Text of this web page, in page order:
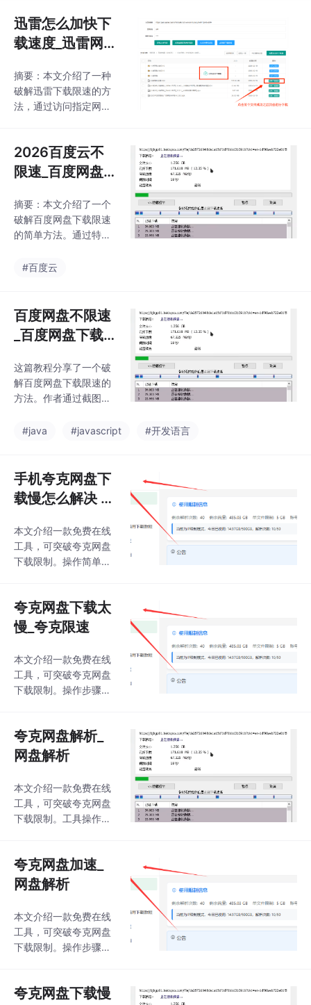
速下载。
现10M/s左右的高速下
载。该方法操作简单：
点击"获取文件列表"-
"获取下载链接"-等待解
析成功，下载任务会自
动发送到本地工具中完
成。文中提供了实测速
示，建议有兴趣的用户
尝试这个便捷的提速方
案。
迅雷怎么加快下
载速度_迅雷网
摘要：本文介绍了一种
破解迅雷下载限速的方
法，通过访问指定网页
件列表"按钮、选择文件
并获取下载链接，系统
会自动将任务发送至本
地下载工具。实测下载
速度可达10M/s，具体
速度取决于宽带条件。
该方法操作简单，适合
的用户尝试。文中配有
2026百度云不
限速_百度网盘
摘要：本文介绍了一个
破解百度网盘下载限速
的简单方法。通过特定
表"和"解析"按钮操作，
作步骤包括点击解析按
钮、复制解析成功的链
接到下载工具等。该方
升百度网盘下载速度。
#百度云
百度网盘不限速
_百度网盘下载
这篇教程分享了一个破
解百度网盘下载限速的
方法。作者通过截图展
载效果，并详细演示了
列表"和"解析"按钮；解
析成功后，复制左下角
生成的链接到下载工具
个过程简单直观，作者
强调该方法能显著提升
下载速度，并鼓励读者
明。
#java #javascript #开发语言
手机夸克网盘下
载慢怎么解决 -
MB/S
本文介绍一款免费在线
工具，可突破夸克网盘
下载限制。操作简单：
文件列表；3）连续点
击两次"获取下载链
接"即可完成。实测下载
速度良好，适合日常使
用。该工具无需安装，
网页端直接操作，方便
快捷。具体使用方法和
接。（注：摘要中未包
含推广链接）
夸克网盘下载太
慢_夸克限速
本文介绍一款免费在线
工具，可突破夸克网盘
下载限制。操作步骤：
码；3)点击获取文件列
表；4)连续点击两次"获
取下载链接"即可完成。
实测下载速度良好，适
合普通用户使用。该工
具操作简便，有需要者
可尝试体验。（注：工
夸克网盘解析_
网盘解析
本文介绍一款免费在线
工具，可突破夸克网盘
下载限制。工具操作简
点击"获取下载链接"两
次即可生成高速下载地
址。实测下载速度表现
良好，适合普通用户需
求。该工具完全免费使
用，访问地址已提供在
文中。文内配有详细操
掌握使用方法。
夸克网盘加速_
网盘解析
本文介绍一款免费在线
工具，可突破夸克网盘
下载限制。操作步骤简
件列表；3）连续点
夸克网盘下载慢